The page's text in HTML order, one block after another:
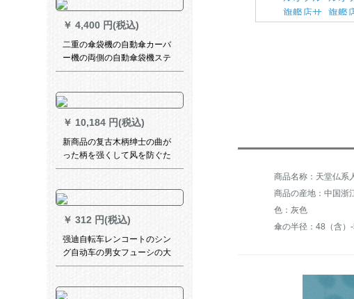
￥ 4,400 円(税込)
二重の傘袋機の自動傘カーバ
ー機の両側の自動傘袋機ステ
アリング傘カーバー機の豪華
アンズ色の鉄の漆焼き
￥ 10,184 円(税込)
新商品の复古木柄绅士の曲が
った柄を强くして风を防ぐた
めに、柄のままぐすの男の人
て黒を注文することです。
￥ 312 円(税込)
强迪自転车レンコートのシン
グ自动车の男女フューシの大
きな帽子のつばは反射板が长
イタスを共有します。
商品名称：天堂仏系
商品の産地：中国浙
色：灰色
傘の半径：48（含）